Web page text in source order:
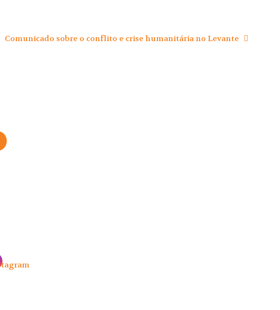
Comunicado sobre o conflito e crise humanitária no Levante